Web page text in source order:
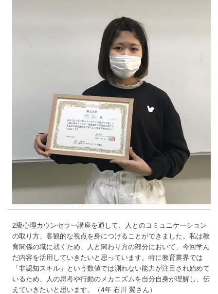
2級心理カウンセラー講座を通して、人とのコミュニケーション
の取り方、客観的な視点を身につけることができました。私は教
育関係の職に就くため、人と関わり方の部分において、今回学ん
だ内容を活用していきたいと思っています。特に教育業界では
「非認知スキル」という数値では測れない能力が注目され始めて
いるため、人の思考や行動のメカニズムを自分自身が理解し、伝
えていきたいと思います。（4年 石川 翼さん）